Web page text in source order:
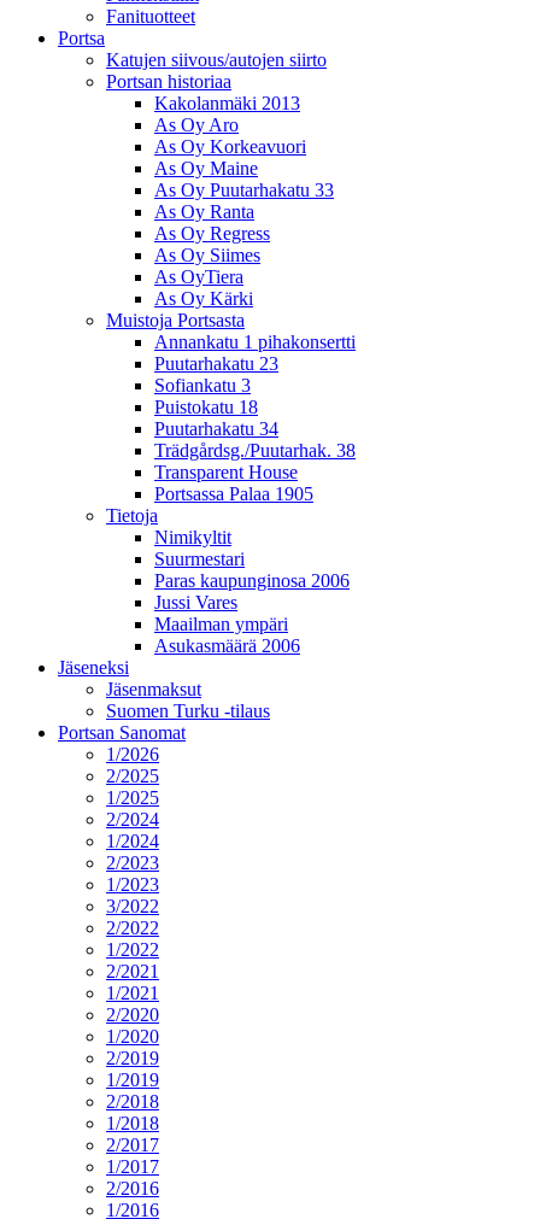
Fanituotteet
Portsa
Katujen siivous/autojen siirto
Portsan historiaa
Kakolanmäki 2013
As Oy Aro
As Oy Korkeavuori
As Oy Maine
As Oy Puutarhakatu 33
As Oy Ranta
As Oy Regress
As Oy Siimes
As OyTiera
As Oy Kärki
Muistoja Portsasta
Annankatu 1 pihakonsertti
Puutarhakatu 23
Sofiankatu 3
Puistokatu 18
Puutarhakatu 34
Trädgårdsg./Puutarhak. 38
Transparent House
Portsassa Palaa 1905
Tietoja
Nimikyltit
Suurmestari
Paras kaupunginosa 2006
Jussi Vares
Maailman ympäri
Asukasmäärä 2006
Jäseneksi
Jäsenmaksut
Suomen Turku -tilaus
Portsan Sanomat
1/2026
2/2025
1/2025
2/2024
1/2024
2/2023
1/2023
3/2022
2/2022
1/2022
2/2021
1/2021
2/2020
1/2020
2/2019
1/2019
2/2018
1/2018
2/2017
1/2017
2/2016
1/2016